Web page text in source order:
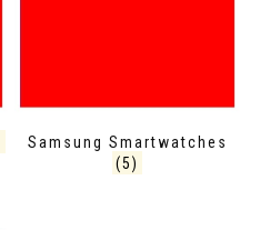
Samsung Smartwatches
(5)